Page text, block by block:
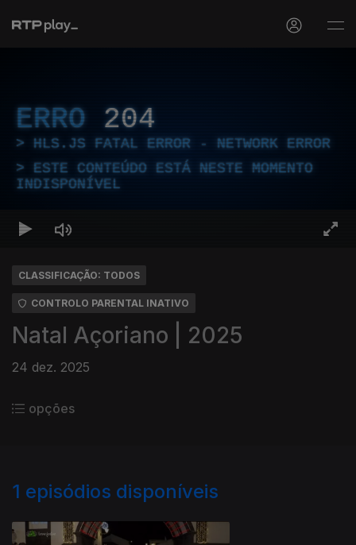
ERRO 204
HLS.JS FATAL ERROR - NETWORK ERROR
ESTE CONTEÚDO ESTÁ NESTE MOMENTO
INDISPONÍVEL
CLASSIFICAÇÃO: TODOS
CONTROLO PARENTAL INATIVO
Natal Açoriano | 2025
24 dez. 2025
opções
1 episódios disponíveis
898413